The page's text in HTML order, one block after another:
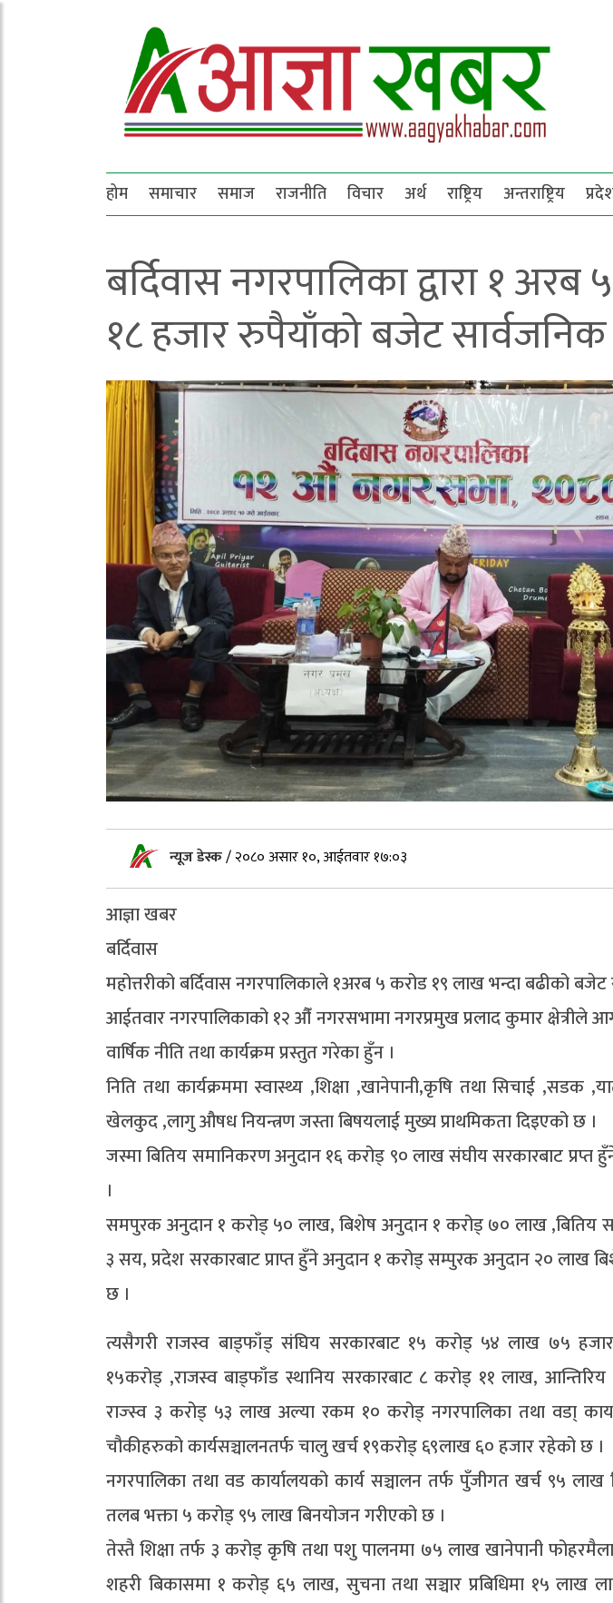
होम समाचार समाज राजनीति विचार अर्थ राष्ट्रिय अन्तराष्ट्रिय
बर्दिवास नगरपालिका द्वारा १
१८ हजार रुपैयाँको बजेट सार्वजनिक
न्यूज डेस्क/२०८० असार १०, आईतवार १७:०३
आज्ञा खबर
बर्दिवास
महोत्तरीको बर्दिवास नगरपालिकाले १अरब ५ करोड १९ लाख भन्दा बढीको
आईतवार नगरपालिकाको १२ औँ नगरसभामा नगरप्रमुख प्रलाद कुमार क्षेत्रीले
वार्षिक नीति तथा कार्यक्रम प्रस्तुत गरेका हुँन ।
निति तथा कार्यक्रममा स्वास्थ्य ,शिक्षा ,खानेपानी,कृषि तथा सिचाई ,सडक
खेलकुद ,लागु औषध नियन्त्रण जस्ता बिषयलाई मुख्य प्राथमिकता दिइएको छ ।
जस्मा बितिय समानिकरण अनुदान १६ करोड् ९० लाख संघीय सरकारबाट
।
समपुरक अनुदान १ करोड् ५० लाख, बिशेष अनुदान १ करोड् ७० लाख ,बितिय
३ सय, प्रदेश सरकारबाट प्राप्त हुँने अनुदान १ करोड् सम्पुरक अनुदान २० लाख
छ ।
त्यसैगरी राजस्व बाड्फाँड् संघिय सरकारबाट १५ करोड् ५४ लाख ७५
१५करोड् ,राजस्व बाड्फाँड स्थानिय सरकारबाट ८ करोड् ११ लाख,
राज्स्व ३ करोड् ५३ लाख अल्या रकम १० करोड् नगरपालिका तथा वडा्
चौकीहरुको कार्यसञ्चालनतर्फ चालु खर्च १९करोड् ६९लाख ६० हजार रहेको छ ।
नगरपालिका तथा वड कार्यालयको कार्य सञ्चालन तर्फ पुँजीगत खर्च ९५ लाख
तलब भक्ता ५ करोड् ९५ लाख बिनयोजन गरीएको छ ।
तेस्तै शिक्षा तर्फ ३ करोड् कृषि तथा पशु पालनमा ७५ लाख खानेपानी
शहरी बिकासमा १ करोड् ६५ लाख, सुचना तथा सञ्चार प्रबिधिमा १५ लाख